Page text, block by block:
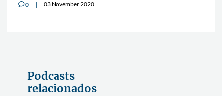
v0 03 November 2020
Podcasts
relacionados